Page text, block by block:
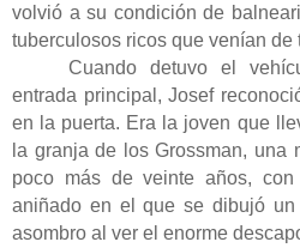
volvió a su condición de
tuberculosos ricos que venían de
Cuando detuvo el
entrada principal, Josef
en la puerta. Era la joven que
la granja de los Grossman, una
poco más de veinte años,
aniñado en el que se dibujó un
asombro al ver el enorme